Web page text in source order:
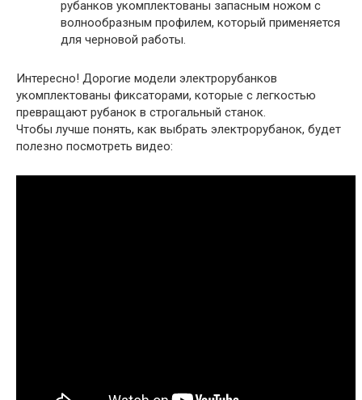
рубанков укомплектованы запасным ножом с
волнообразным профилем, который применяется
для черновой работы.
Интересно! Дорогие модели электрорубанков
укомплектованы фиксаторами, которые с легкостью
превращают рубанок в строгальный станок.
Чтобы лучше понять, как выбрать электрорубанок, будет
полезно посмотреть видео: